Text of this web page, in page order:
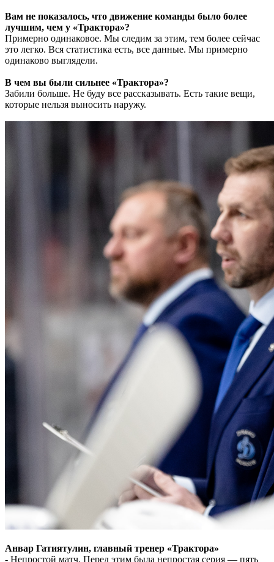
Вам не показалось, что движение команды было более
лучшим, чем у «Трактора»?
Примерно одинаковое. Мы следим за этим, тем более сейчас
это легко. Вся статистика есть, все данные. Мы примерно
одинаково выглядели.
В чем вы были сильнее «Трактора»?
Забили больше. Не буду все рассказывать. Есть такие вещи,
которые нельзя выносить наружу.
Анвар Гатиятулин, главный тренер «Трактора»
- Непростой матч. Перед этим была непростая серия — пять